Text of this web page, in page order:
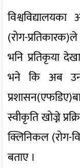
(रोग-प्रतिकारक)ले
भनि प्रतिकृया
भने कि अब
स्वीकृति खोज्ने
क्लिनिकल (रोग-
बताए ।